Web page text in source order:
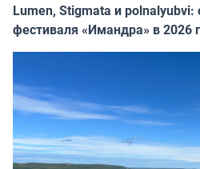
Lumen, Stigmata и
фестиваля «Имандра» в 2026